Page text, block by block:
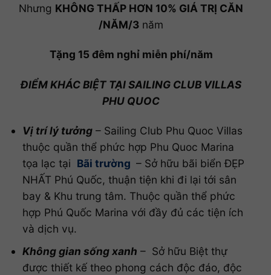
Nhưng KHÔNG THẤP HƠN 10% GIÁ TRỊ CĂN
/NĂM/3 năm
Tặng 15 đêm nghỉ miễn phí/năm
ĐIỂM KHÁC BIỆT TẠI SAILING CLUB VILLAS
PHU QUOC
Vị trí lý tưởng – Sailing Club Phu Quoc Villas
thuộc quần thể phức hợp Phu Quoc Marina
tọa lạc tại Bãi trường – Sở hữu bãi biển ĐẸP
NHẤT Phú Quốc, thuận tiện khi đi lại tới sân
bay & Khu trung tâm. Thuộc quần thể phức
hợp Phú Quốc Marina với đầy đủ các tiện ích
và dịch vụ.
Không gian sống xanh – Sở hữu Biệt thự
được thiết kế theo phong cách độc đáo, độc